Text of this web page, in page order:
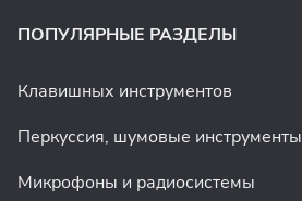
ПОПУЛЯРНЫЕ РАЗДЕЛЫ
Клавишных инструментов
Перкуссия, шумовые инструменты
Микрофоны и радиосистемы